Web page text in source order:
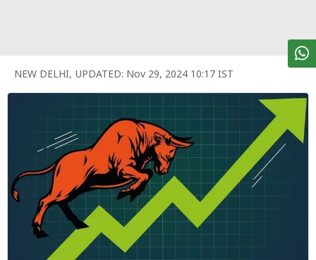
शेयर
बिजनेस
न्यूज
वीडियो
म्यूचुअल
फंड
NEW DELHI, UPDATED: Nov 29, 2024 10:17 IST